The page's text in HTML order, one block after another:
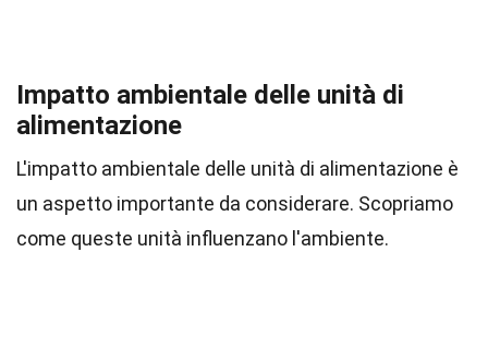
Impatto ambientale delle unità di
alimentazione
L'impatto ambientale delle unità di alimentazione è
un aspetto importante da considerare. Scopriamo
come queste unità influenzano l'ambiente.